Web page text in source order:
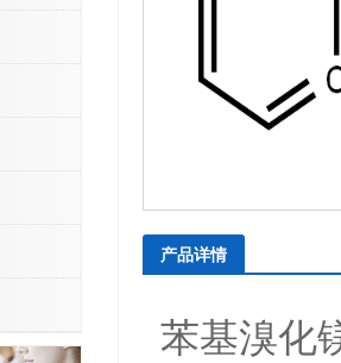
产品详情
苯基溴化